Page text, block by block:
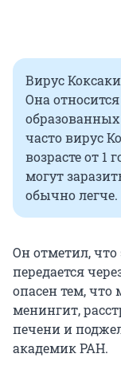
Вирус
Она
часто вирус
возрасте от 1
могут
обычно легче.
Он отметил, что
передается
опасен тем,
менингит,
печени и
академик РАН.